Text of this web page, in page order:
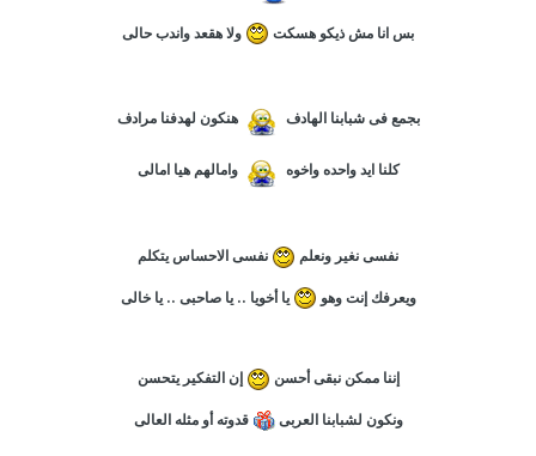
بس انا مش ذيكو هسكت ولا هقعد واندب حالى
بجمع فى شبابنا الهادف هنكون لهدفنا مرادف
كلنا ايد واحده واخوه وامالهم هيا امالى
نفسى نغير ونعلم نفسى الاحساس يتكلم
ويعرفك إنت وهو يا أخويا .. يا صاحبى .. يا خالى
إننا ممكن نبقى أحسن إن التفكير يتحسن
ونكون لشبابنا العربى قدوته أو مثله العالى